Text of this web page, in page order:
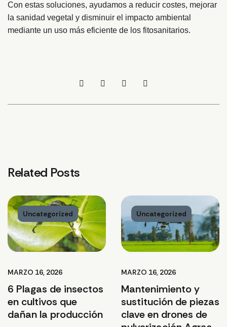
Con estas soluciones, ayudamos a reducir costes, mejorar
la sanidad vegetal y disminuir el impacto ambiental
mediante un uso más eficiente de los fitosanitarios.
Related Posts
Uncategorized
MARZO 16, 2026
6 Plagas de insectos
en cultivos que
dañan la producción
Uncategorized
MARZO 16, 2026
Mantenimiento y
sustitución de piezas
clave en drones de